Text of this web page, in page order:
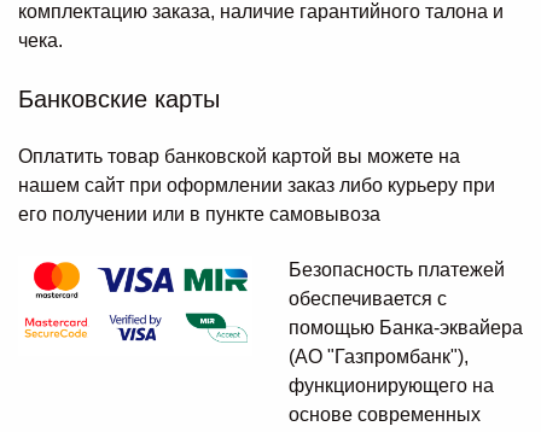
комплектацию заказа, наличие гарантийного талона и
чека.
Банковские карты
Оплатить товар банковской картой вы можете на
нашем сайт при оформлении заказ либо курьеру при
его получении или в пункте самовывоза
Безопасность платежей
обеспечивается с
помощью Банка-эквайера
(АО "Газпромбанк"),
функционирующего на
основе современных